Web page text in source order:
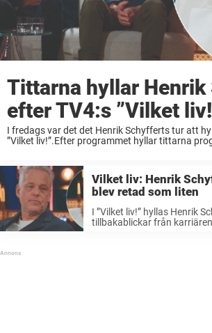
Tittarna hyllar
efter TV4:s ”Vilket
I fredags var det det Henrik Schyfferts tur att
”Vilket liv!”.Efter programmet hyllar tittarna
Vilket liv: Henrik
blev retad som liten
I ”Vilket liv!” hyllas Henrik
tillbakablickar från